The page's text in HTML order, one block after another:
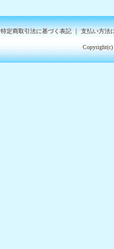
特定商取引法に基づく表記｜支払い方法